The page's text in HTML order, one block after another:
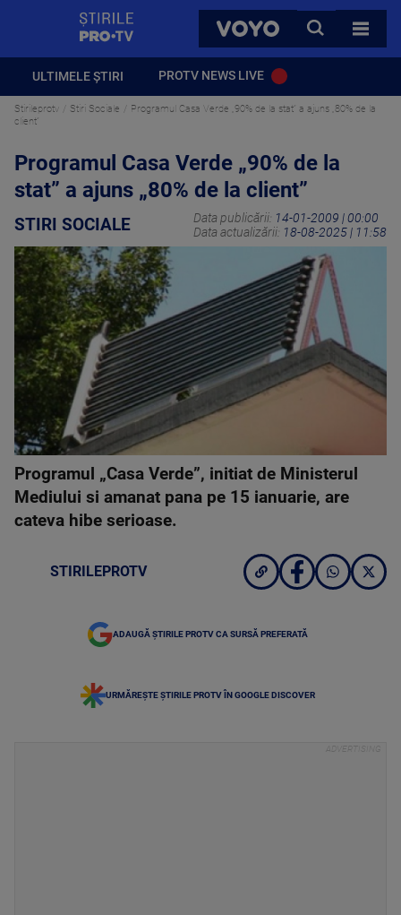
VOYO
CAUTA
TOATE
ULTIMELE ȘTIRI PROTV NEWS LIVE
Stirileprotv Stiri Sociale
Programul Casa Verde „90% de la stat” a ajuns „80% de la
client”
Programul Casa Verde „90% de la
stat” a ajuns „80% de la client”
STIRI SOCIALE Data publicării: 14-01-2009 | 00:00
Data actualizării: 18-08-2025 | 11:58
Programul „Casa Verde”, initiat de Ministerul
Mediului si amanat pana pe 15 ianuarie, are
cateva hibe serioase.
STIRILEPROTV
ADAUGĂ ȘTIRILE PROTV CA SURSĂ PREFERATĂ
URMĂREȘTE ȘTIRILE PROTV ÎN GOOGLE DISCOVER